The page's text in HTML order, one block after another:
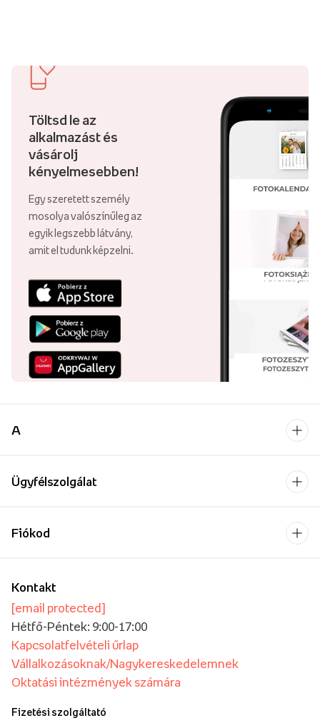
Töltsd le az
alkalmazást és
vásárolj
kényelmesebben!
Egy szeretett személy
mosolya valószínűleg az
egyik legszebb látvány,
amit el tudunk képzelni.
A
Ügyfélszolgálat
Kontakt
[email protected]
Hétfő-Péntek: 9:00-17:00
Kapcsolatfelvételi űrlap
Vállalkozásoknak/Nagykereskedelemnek
Oktatási intézmények számára
Fizetési szolgáltató
Fiókod